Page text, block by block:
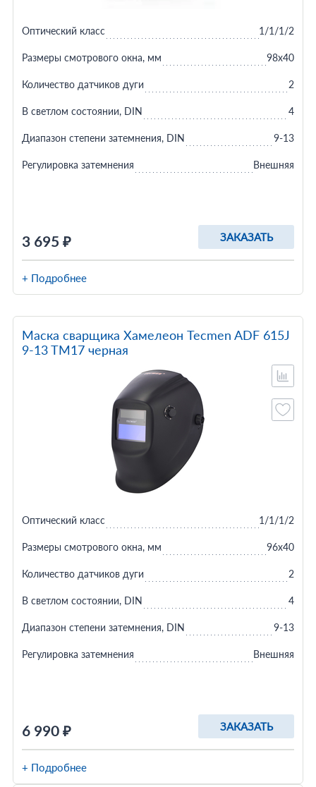
3 695 ₽ ЗАКАЗАТЬ
Оптический класс 1/1/1/2
Размеры смотрового окна, мм 98x40
Количество датчиков дуги 2
В светлом состоянии, DIN 4
Диапазон степени затемнения, DIN 9-13
Регулировка затемнения Внешняя
+ Подробнее
Маска сварщика Хамелеон Tecmen ADF 615J
9-13 TM17 черная
6 990 ₽ ЗАКАЗАТЬ
Оптический класс 1/1/1/2
Размеры смотрового окна, мм 96x40
Количество датчиков дуги 2
В светлом состоянии, DIN 4
Диапазон степени затемнения, DIN 9-13
Регулировка затемнения Внешняя
+ Подробнее